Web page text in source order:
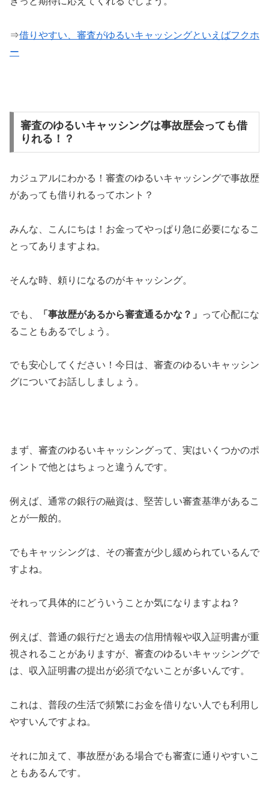
⇒借りやすい、審査がゆるいキャッシングといえばフクホ
ー
審査のゆるいキャッシングは事故歴会っても借
りれる！？
カジュアルにわかる！審査のゆるいキャッシングで事故歴
があっても借りれるってホント？
みんな、こんにちは！お金ってやっぱり急に必要になるこ
とってありますよね。
そんな時、頼りになるのがキャッシング。
でも、 「事故歴があるから審査通るかな？」
って心配にな
ることもあるでしょう。
でも安心してください！今日は、審査のゆるいキャッシン
グについてお話ししましょう。
まず、審査のゆるいキャッシングって、実はいくつかのポ
イントで他とはちょっと違うんです。
例えば、通常の銀行の融資は、堅苦しい審査基準があるこ
とが一般的。
でもキャッシングは、その審査が少し緩められているんで
すよね。
それって具体的にどういうことか気になりますよね？
例えば、普通の銀行だと過去の信用情報や収入証明書が重
視されることがありますが、審査のゆるいキャッシングで
は、収入証明書の提出が必須でないことが多いんです。
これは、普段の生活で頻繁にお金を借りない人でも利用し
やすいんですよね。
それに加えて、事故歴がある場合でも審査に通りやすいこ
ともあるんです。